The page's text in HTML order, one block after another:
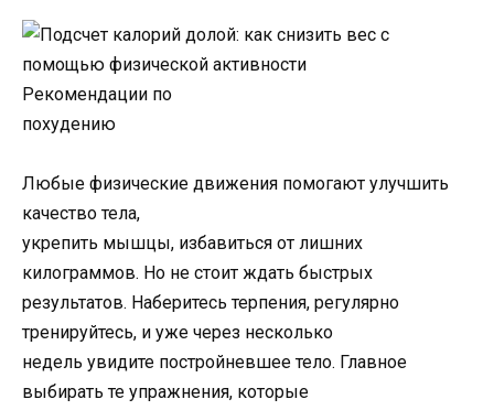
Рекомендации по
похудению
Любые физические движения помогают улучшить
качество тела,
укрепить мышцы, избавиться от лишних
килограммов. Но не стоит ждать быстрых
результатов. Наберитесь терпения, регулярно
тренируйтесь, и уже через несколько
недель увидите постройневшее тело. Главное
выбирать те упражнения, которые